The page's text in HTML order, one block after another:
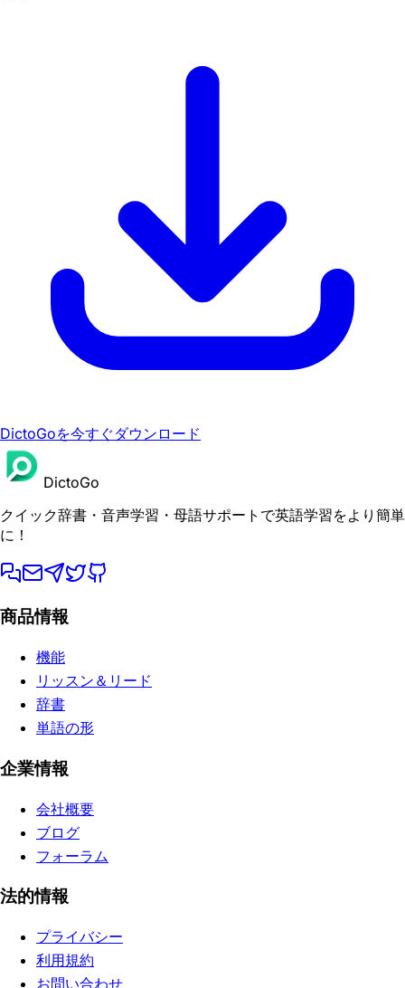
DictoGoを今すぐダウンロード
DictoGo
クイック辞書・音声学習・母語サポートで英語学習をより簡単
に！
商品情報
機能
リッスン＆リード
辞書
単語の形
企業情報
会社概要
ブログ
フォーラム
法的情報
プライバシー
利用規約
お問い合わせ